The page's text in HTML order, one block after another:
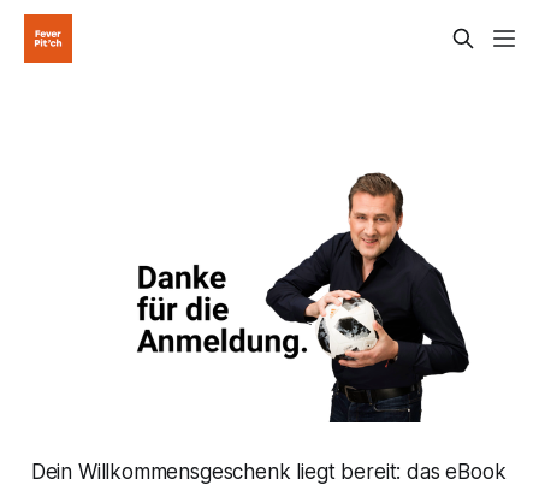
Dein Willkommensgeschenk liegt bereit: das eBook